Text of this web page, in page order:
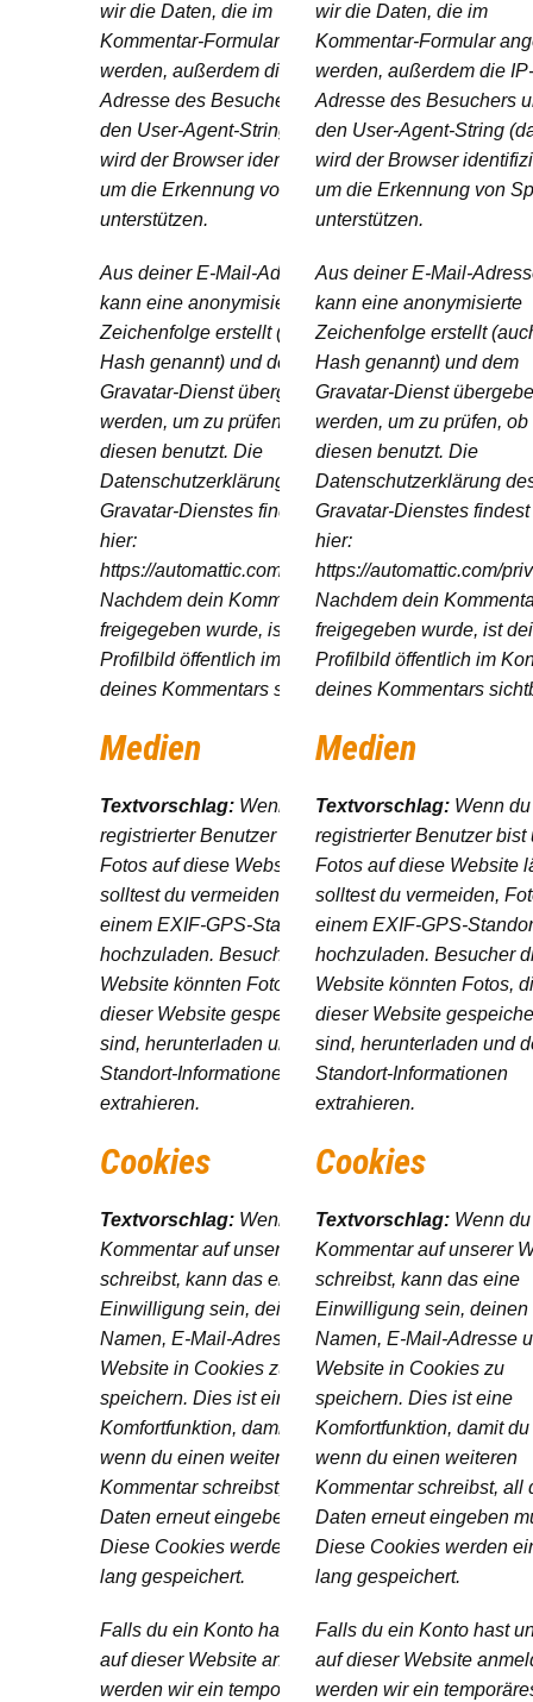
wir die Daten, die im
Kommentar-Formular angezeigt
werden, außerdem die IP-
Adresse des Besuchers und
den User-Agent-String (damit
wird der Browser identifiziert),
um die Erkennung von Spam zu
unterstützen.
Aus deiner E-Mail-Adresse
kann eine anonymisierte
Zeichenfolge erstellt (auch
Hash genannt) und dem
Gravatar-Dienst übergeben
werden, um zu prüfen, ob du
diesen benutzt. Die
Datenschutzerklärung des
Gravatar-Dienstes findest du
hier:
https://automattic.com/privacy/.
Nachdem dein Kommentar
freigegeben wurde, ist dein
Profilbild öffentlich im Kontext
deines Kommentars sichtbar.
Medien
Textvorschlag: Wenn du ein
registrierter Benutzer bist und
Fotos auf diese Website lädst,
solltest du vermeiden, Fotos mit
einem EXIF-GPS-Standort
hochzuladen. Besucher dieser
Website könnten Fotos, die auf
dieser Website gespeichert
sind, herunterladen und deren
Standort-Informationen
extrahieren.
Cookies
Textvorschlag: Wenn du einen
Kommentar auf unserer Website
schreibst, kann das eine
Einwilligung sein, deinen
Namen, E-Mail-Adresse und
Website in Cookies zu
speichern. Dies ist eine
Komfortfunktion, damit du nicht,
wenn du einen weiteren
Kommentar schreibst, all diese
Daten erneut eingeben musst.
Diese Cookies werden ein Jahr
lang gespeichert.
Falls du ein Konto hast und dich
auf dieser Website anmeldest,
werden wir ein temporäres
wir die Daten, die im
Kommentar-Formular
werden, außerdem die IP-
Adresse des Besuchers
den User-Agent-String
wird der Browser
um die Erkennung von
unterstützen.
Aus deiner E-Mail-
kann eine anonymisierte
Zeichenfolge erstellt
Hash genannt) und dem
Gravatar-Dienst
werden, um zu prüfen, ob
diesen benutzt. Die
Datenschutzerklärung
Gravatar-Dienstes findest
hier:
https://automattic.com/
Nachdem dein
freigegeben wurde, ist
Profilbild öffentlich im
deines Kommentars
Medien
Textvorschlag: Wenn
registrierter Benutzer bist
Fotos auf diese Website
solltest du vermeiden,
einem EXIF-GPS-
hochzuladen. Besucher
Website könnten Fotos,
dieser Website
sind, herunterladen und
Standort-Informationen
extrahieren.
Cookies
Textvorschlag: Wenn
Kommentar auf unserer
schreibst, kann das eine
Einwilligung sein, deinen
Namen, E-Mail-Adresse
Website in Cookies zu
speichern. Dies ist eine
Komfortfunktion, damit
wenn du einen weiteren
Kommentar schreibst, all
Daten erneut eingeben
Diese Cookies werden
lang gespeichert.
Falls du ein Konto hast
auf dieser Website
werden wir ein